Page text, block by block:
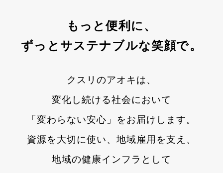
もっと便利に、
ずっとサステナブルな笑顔で。
クスリのアオキは、
変化し続ける社会において
「変わらない安心」をお届けします。
資源を大切に使い、地域雇用を支え、
地域の健康インフラとして